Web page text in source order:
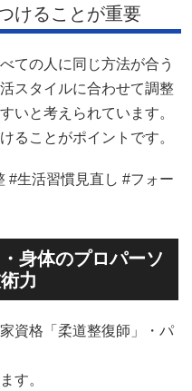
けることが重要
ての人に同じ方法が合う
スタイルに合わせて調整
いと考えられています。
ることがポイントです。
#生活習慣見直し #フォー
身体のプロパーソ
力
資格「柔道整復師」・パ
す。